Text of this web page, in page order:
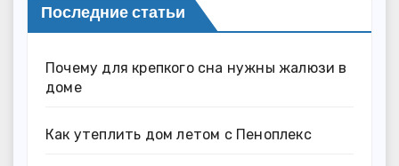
Последние статьи
Почему для крепкого сна нужны жалюзи в
доме
Как утеплить дом летом с Пеноплекс